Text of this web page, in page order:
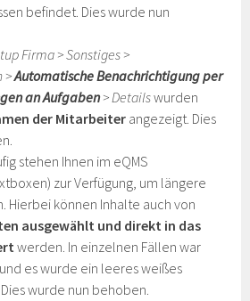
befindet. Dies wurde nun
Firma > Sonstiges >
>Automatische Benachrichtigung per
an Aufgaben> Detailswurden
der Mitarbeiter angezeigt. Dies
stehen Ihnen im eQMS
zur Verfügung, um längere
Hierbei können Inhalte auch von
ausgewählt und direkt in das
werden. In einzelnen Fällen war
es wurde ein leeres weißes
wurde nun behoben.